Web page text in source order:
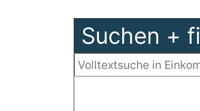
Suchen +